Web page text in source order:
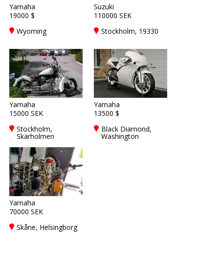
Yamaha
19000 $
Wyoming
Suzuki
110000 SEK
Stockholm, 19330
Yamaha
15000 SEK
Stockholm,
Skärholmen
Yamaha
13500 $
Black Diamond,
Washington
Yamaha
70000 SEK
Skåne, Helsingborg